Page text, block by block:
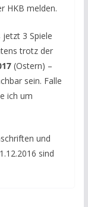
HKB melden.
3 Spiele
trotz der
(Ostern) –
sein. Falle
ich um
und
sind